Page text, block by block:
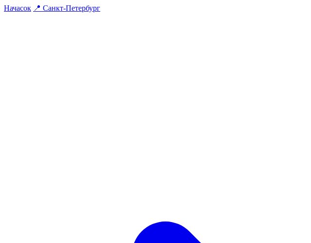
Начасок 📍 Санкт-Петербург